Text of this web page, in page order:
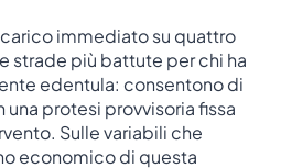
immediato su quattro
strade più battute per chi ha
edentula: consentono di
protesi provvisoria fissa
Sulle variabili che
economico di questa